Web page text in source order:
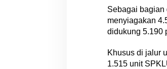
Sebagai bagian
menyiagakan
didukung 5.190
Khusus di jalur
1.515 unit